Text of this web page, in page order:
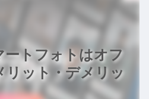
ートフォトはオフ
リット・デメリッ